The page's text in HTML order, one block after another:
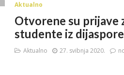
Aktualno
Otvorene su prijave
studente iz dijaspore
Aktualno 27. svibnja 2020.